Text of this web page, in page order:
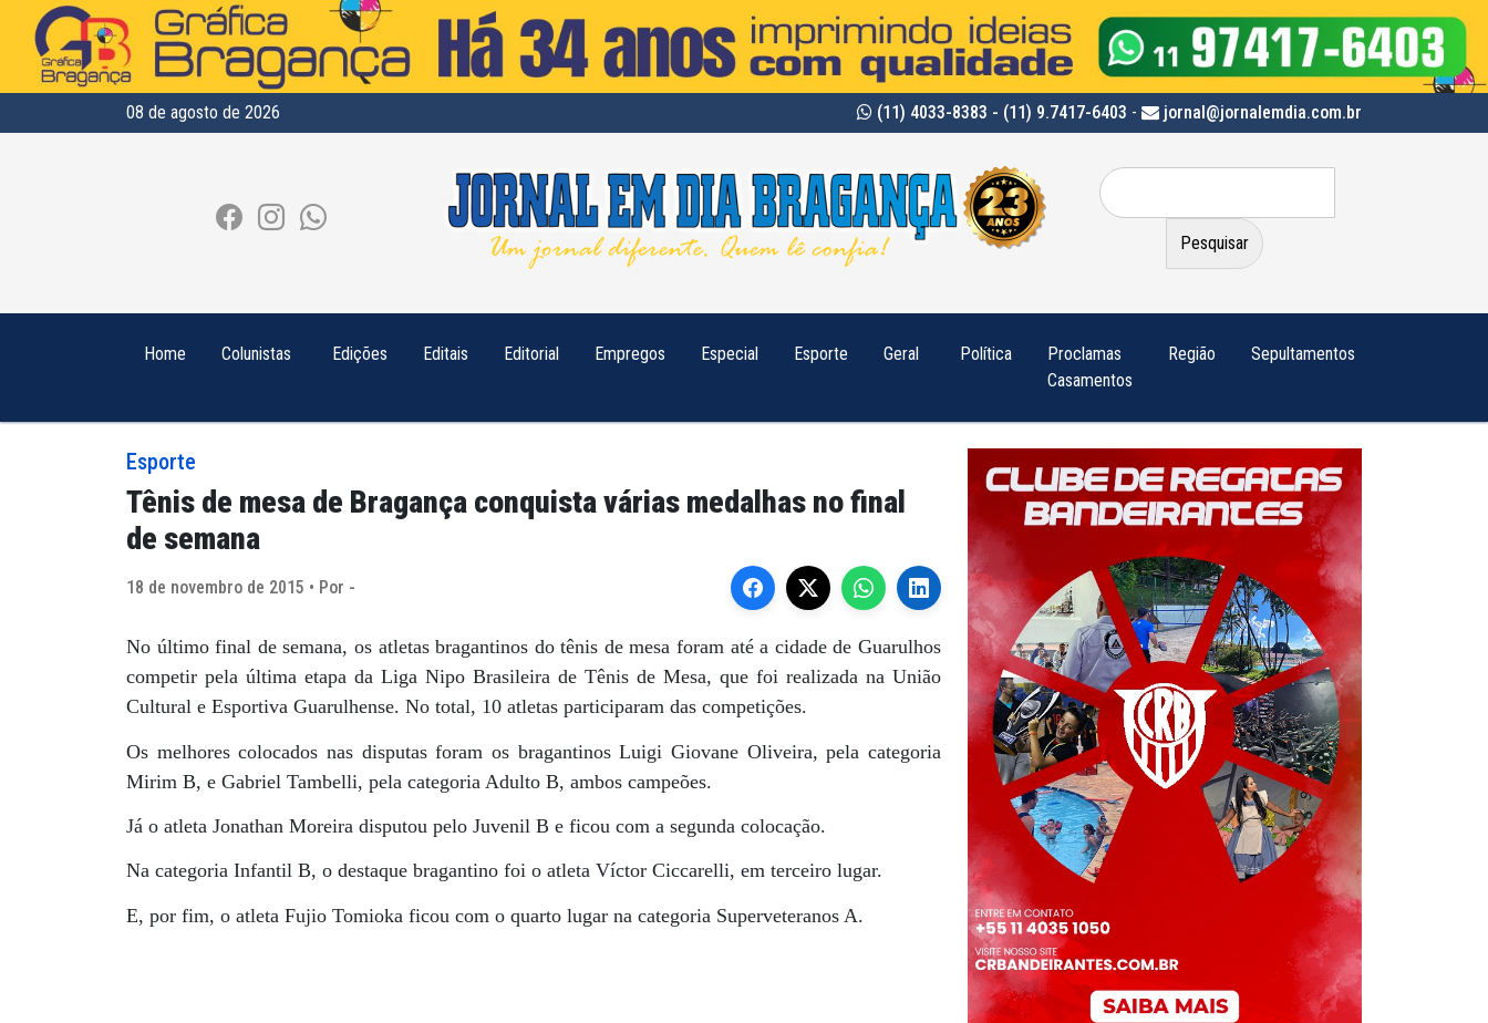
08 de agosto de 2026 (11) 4033-8383 - (11) 9.7417-6403 - jornal@jornalemdia.com.br
Pesquisar
por:
Home Colunistas Edições Editais Editorial Empregos Especial Esporte Geral Política
Proclamas
Casamentos
Região Sepultamentos
Esporte
Tênis de mesa de Bragança conquista várias medalhas no final
de semana
18 de novembro de 2015 • Por -
No último final de semana, os atletas bragantinos do tênis de mesa foram até a cidade de Guarulhos
competir pela última etapa da Liga Nipo Brasileira de Tênis de Mesa, que foi realizada na União
Cultural e Esportiva Guarulhense. No total, 10 atletas participaram das competições.
Os melhores colocados nas disputas foram os bragantinos Luigi Giovane Oliveira, pela categoria
Mirim B, e Gabriel Tambelli, pela categoria Adulto B, ambos campeões.
Já o atleta Jonathan Moreira disputou pelo Juvenil B e ficou com a segunda colocação.
Na categoria Infantil B, o destaque bragantino foi o atleta Víctor Ciccarelli, em terceiro lugar.
E, por fim, o atleta Fujio Tomioka ficou com o quarto lugar na categoria Superveteranos A.